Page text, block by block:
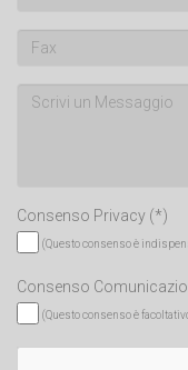
Consenso Privacy (*)
(Questo consenso è
Consenso
(Questo consenso è